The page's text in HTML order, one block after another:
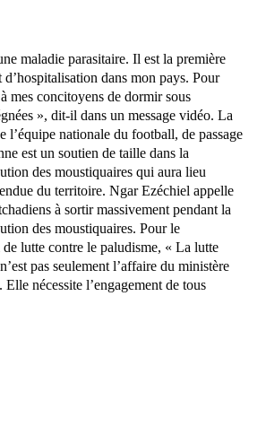
maladie parasitaire. Il est la première
d’hospitalisation dans mon pays. Pour
mes concitoyens de dormir sous
», dit-il dans un message vidéo. La
l’équipe nationale du football, de passage
est un soutien de taille dans la
des moustiquaires qui aura lieu
du territoire. Ngar Ezéchiel appelle
à sortir massivement pendant la
des moustiquaires. Pour le
lutte contre le paludisme, « La lutte
pas seulement l’affaire du ministère
nécessite l’engagement de tous